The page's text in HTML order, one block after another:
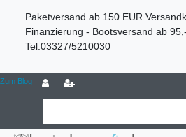
Paketversand ab 150 EUR
Finanzierung - Bootsversand ab
Tel.03327/5210030
Zum Blog